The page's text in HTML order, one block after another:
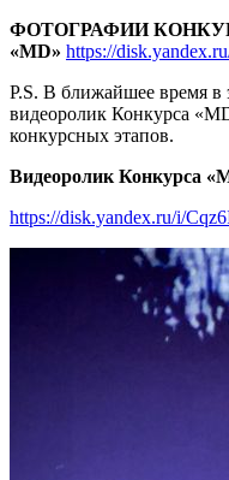
ФОТОГРАФИИ
«MD» https://
P.S. В ближайшее время в
видеоролик Конкурса
конкурсных этапов.
Видеоролик Конкурса
https://disk.yandex.ru/i/